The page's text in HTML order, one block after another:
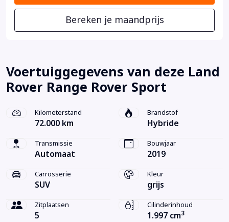
Bereken je maandprijs
Voertuiggegevens van deze Land
Rover Range Rover Sport
Kilometerstand
72.000 km
Brandstof
Hybride
Transmissie
Automaat
Bouwjaar
2019
Carrosserie
SUV
Kleur
grijs
Zitplaatsen
5
Cilinderinhoud
1.997 cm3